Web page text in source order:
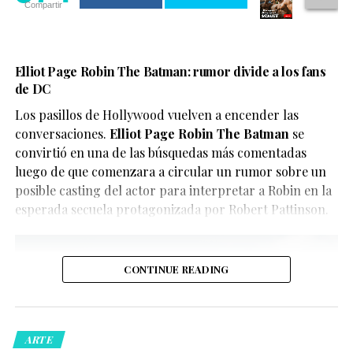
como la sexualidad, el deseo, el dolor, la memoria y el
El reparto reúne a figuras como Penélope Cruz,
Glenn Close .
necesidad de identificar claramente este tipo de
En este caso, el objetivo del video parece ser
únicamente divertir a los seguidores de X-Men, quienes
han convertido el clip en uno de los contenidos virales
del momento.
acudieron al domicilio tras recibir llamadas de personas
Compartir
Elliot Page Robin The Batman: rumor divide a los fans
de DC
Los pasillos de Hollywood vuelven a encender las
conversaciones. Elliot Page Robin The Batmanse
convirtió en una de las búsquedas más comentadas
luego de que comenzara a circular un rumor sobre un
posible casting del actor para interpretar a Robin en la
esperada secuela protagonizada por Robert Pattinson.
CONTINUE READING
ARTE